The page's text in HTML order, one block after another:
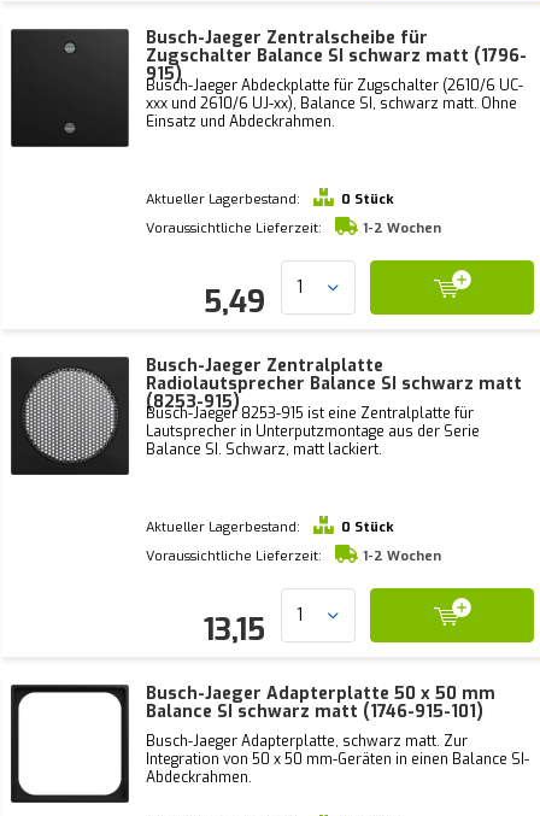
Busch-Jaeger Zentralscheibe für
Zugschalter Balance SI schwarz matt (1796-
915)
Busch-Jaeger Abdeckplatte für Zugschalter (2610/6 UC-
xxx und 2610/6 UJ-xx), Balance SI, schwarz matt. Ohne
Einsatz und Abdeckrahmen.
Aktueller Lagerbestand:
0 Stück
Voraussichtliche Lieferzeit:
1-2 Wochen
5,49
Busch-Jaeger Zentralplatte
Radiolautsprecher Balance SI schwarz matt
(8253-915)
Busch-Jaeger 8253-915 ist eine Zentralplatte für
Lautsprecher in Unterputzmontage aus der Serie
Balance SI. Schwarz, matt lackiert.
Aktueller Lagerbestand:
0 Stück
Voraussichtliche Lieferzeit:
1-2 Wochen
13,15
Busch-Jaeger Adapterplatte 50 x 50 mm
Balance SI schwarz matt (1746-915-101)
Busch-Jaeger Adapterplatte, schwarz matt. Zur
Integration von 50 x 50 mm-Geräten in einen Balance SI-
Abdeckrahmen.